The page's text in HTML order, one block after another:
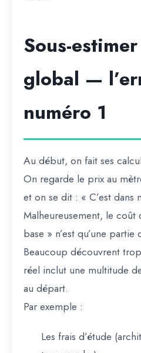
Sous-
global —
numéro 1
Au début, on fait ses
On regarde le prix au
et on se dit : « C’est dans
Malheureusement, le
base » n’est qu’une partie
Beaucoup découvrent
réel inclut une multitude
au départ.
Par exemple :
Les frais d’étude